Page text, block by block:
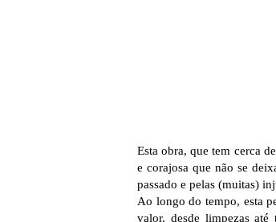
Esta obra, que tem cerca
e corajosa que não se
passado e pelas (muitas)
Ao longo do tempo, esta
valor, desde limpezas até